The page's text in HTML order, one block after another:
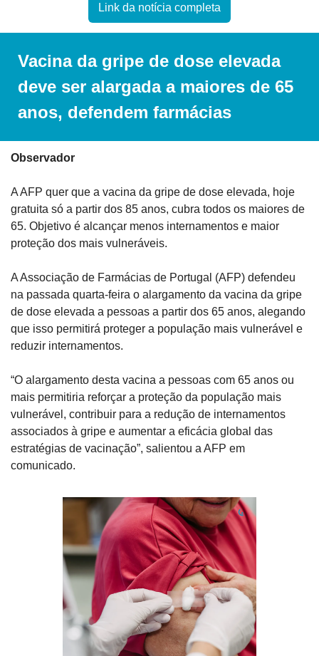
Link da notícia completa
Vacina da gripe de dose elevada
deve ser alargada a maiores de 65
anos, defendem farmácias
Observador
A AFP quer que a vacina da gripe de dose elevada, hoje
gratuita só a partir dos 85 anos, cubra todos os maiores de
65. Objetivo é alcançar menos internamentos e maior
proteção dos mais vulneráveis.
A Associação de Farmácias de Portugal (AFP) defendeu
na passada quarta-feira o alargamento da vacina da gripe
de dose elevada a pessoas a partir dos 65 anos, alegando
que isso permitirá proteger a população mais vulnerável e
reduzir internamentos.
“O alargamento desta vacina a pessoas com 65 anos ou
mais permitiria reforçar a proteção da população mais
vulnerável, contribuir para a redução de internamentos
associados à gripe e aumentar a eficácia global das
estratégias de vacinação”, salientou a AFP em
comunicado.